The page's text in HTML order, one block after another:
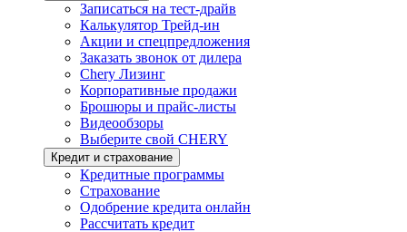
Записаться на тест-драйв
Калькулятор Трейд-ин
Акции и спецпредложения
Заказать звонок от дилера
Chery Лизинг
Корпоративные продажи
Брошюры и прайс-листы
Видеообзоры
Выберите свой CHERY
Кредит и страхование
Кредитные программы
Страхование
Одобрение кредита онлайн
Рассчитать кредит